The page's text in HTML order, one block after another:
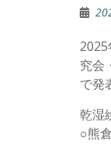
究会
で発
乾湿
○熊